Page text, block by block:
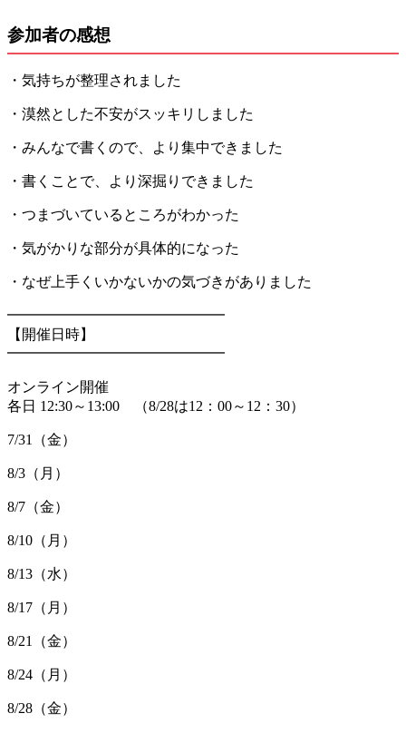
参加者の感想
・気持ちが整理されました
・漠然とした不安がスッキリしました
・みんなで書くので、より集中できました
・書くことで、より深掘りできました
・つまづいているところがわかった
・気がかりな部分が具体的になった
・なぜ上手くいかないかの気づきがありました
━━━━━━━━━━━━━━━
【開催日時】
━━━━━━━━━━━━━━━
オンライン開催
各日 12:30～13:00 （8/28は12：00～12：30）
7/31（金）
8/3（月）
8/7（金）
8/10（月）
8/13（水）
8/17（月）
8/21（金）
8/24（月）
8/28（金）